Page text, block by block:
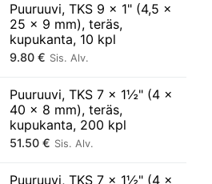
Puuruuvi, TKS 9 × 1" (4,5 ×
25 × 9 mm), teräs,
kupukanta, 10 kpl
9.80 € Sis. Alv.
Puuruuvi, TKS 7 × 1½" (4 ×
40 × 8 mm), teräs,
kupukanta, 200 kpl
51.50 € Sis. Alv.
Puuruuvi, TKS 7 × 1½" (4 ×